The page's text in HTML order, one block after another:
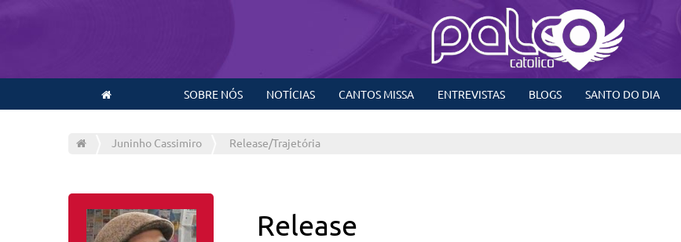
SOBRE NÓS NOTÍCIAS CANTOS MISSA ENTREVISTAS BLOGS SANTO DO DIA
Juninho Cassimiro Release/Trajetória
Release